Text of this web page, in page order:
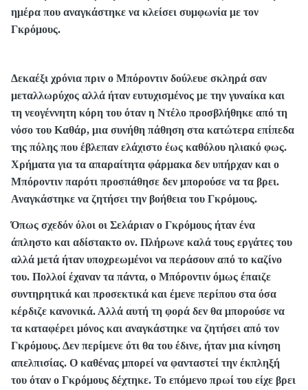
ημέρα που αναγκάστηκε να κλείσει συμφωνία με τον
Γκρόμους.
Δεκαέξι χρόνια πριν ο Μπόροντιν δούλευε σκληρά σαν
μεταλλωρύχος αλλά ήταν ευτυχισμένος με την γυναίκα και
τη νεογέννητη κόρη του όταν η Ντέλο προσβλήθηκε από τη
νόσο του Καθάρ, μια συνήθη πάθηση στα κατώτερα επίπεδα
της πόλης που έβλεπαν ελάχιστο έως καθόλου ηλιακό φως.
Χρήματα για τα απαραίτητα φάρμακα δεν υπήρχαν και ο
Μπόροντιν παρότι προσπάθησε δεν μπορούσε να τα βρει.
Αναγκάστηκε να ζητήσει την βοήθεια του Γκρόμους.
Όπως σχεδόν όλοι οι Σελάριαν ο Γκρόμους ήταν ένα
άπληστο και αδίστακτο ον. Πλήρωνε καλά τους εργάτες του
αλλά μετά ήταν υποχρεωμένοι να περάσουν από το καζίνο
του. Πολλοί έχαναν τα πάντα, ο Μπόροντιν όμως έπαιζε
συντηρητικά και προσεκτικά και έμενε περίπου στα όσα
κέρδιζε κανονικά. Αλλά αυτή τη φορά δεν θα μπορούσε να
τα καταφέρει μόνος και αναγκάστηκε να ζητήσει από τον
Γκρόμους. Δεν περίμενε ότι θα του έδινε, ήταν μια κίνηση
απελπισίας. Ο καθένας μπορεί να φανταστεί την έκπληξή
του όταν ο Γκρόμους δέχτηκε. Το επόμενο πρωί του είχε βρει